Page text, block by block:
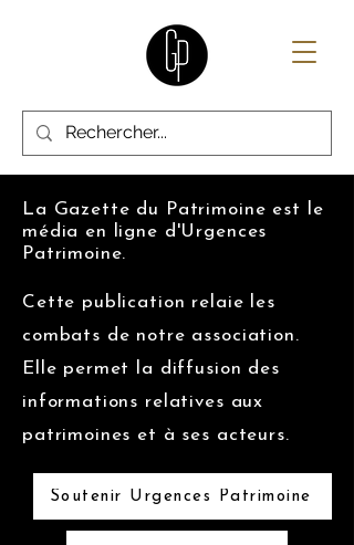
La Gazette du Patrimoine est le
média en ligne d'Urgences
Patrimoine.
Cette publication relaie les
combats de notre association.
Elle permet la diffusion des
informations relatives aux
patrimoines et à ses acteurs.
Soutenir Urgences Patrimoine